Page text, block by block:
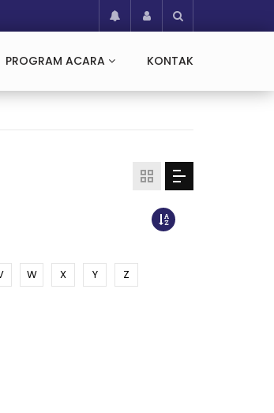
PROGRAM ACARA KONTAK
W X Y Z